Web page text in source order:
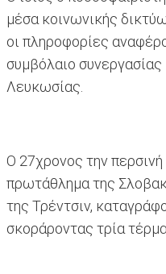
μέσα κοινωνικής
οι πληροφορίες
συμβόλαιο
Λευκωσίας.
Ο 27χρονος την
πρωτάθλημα της
της Τρέντσιν,
σκοράροντας τρία